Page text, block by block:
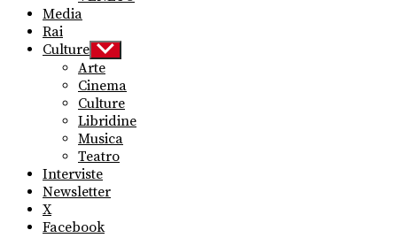
Media
Rai
Culture Show
sub
menu
Arte
Cinema
Culture
Libridine
Musica
Teatro
Interviste
Newsletter
X
Facebook